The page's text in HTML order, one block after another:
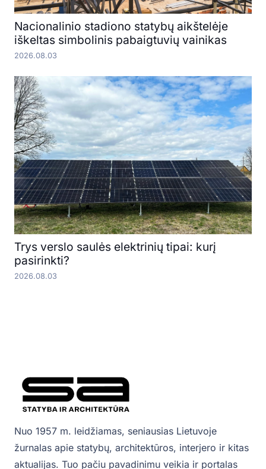
Nacionalinio stadiono statybų aikštelėje
iškeltas simbolinis pabaigtuvių vainikas
2026.08.03
Trys verslo saulės elektrinių tipai: kurį
pasirinkti?
2026.08.03
Nuo 1957 m. leidžiamas, seniausias Lietuvoje
žurnalas apie statybų, architektūros, interjero ir kitas
aktualijas. Tuo pačiu pavadinimu veikia ir portalas